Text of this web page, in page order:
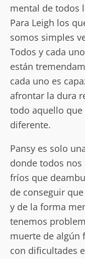
mental de todos
Para Leigh los
somos simples
Todos y cada
están
cada uno es
afrontar la dura
todo aquello que
diferente.
Pansy es solo
donde todos
fríos que
de conseguir
y de la forma
tenemos
muerte de algún
con dificultades